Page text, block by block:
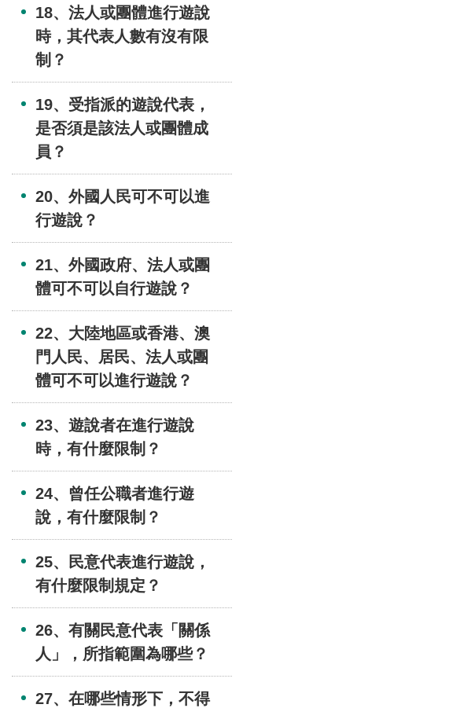
18、法人或團體進行遊說
時，其代表人數有沒有限
制？
19、受指派的遊說代表，
是否須是該法人或團體成
員？
20、外國人民可不可以進
行遊說？
21、外國政府、法人或團
體可不可以自行遊說？
22、大陸地區或香港、澳
門人民、居民、法人或團
體可不可以進行遊說？
23、遊說者在進行遊說
時，有什麼限制？
24、曾任公職者進行遊
說，有什麼限制？
25、民意代表進行遊說，
有什麼限制規定？
26、有關民意代表「關係
人」，所指範圍為哪些？
27、在哪些情形下，不得